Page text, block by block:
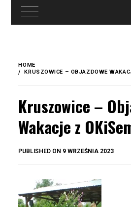
treści
content
HOME
KRUSZOWICE – OBJAZDOWE
Kruszowice –
Wakacje z
PUBLISHED ON 9 WRZEŚNIA 2023